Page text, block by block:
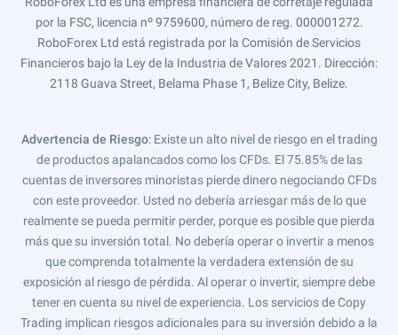
por la FSC, licencia nº 9759600, número de reg. 000001272.
RoboForex Ltd está registrada por la Comisión de Servicios
Financieros bajo la Ley de la Industria de Valores 2021. Dirección:
2118 Guava Street, Belama Phase 1, Belize City, Belize.
Advertencia de Riesgo: Existe un alto nivel de riesgo en el trading
de productos apalancados como los CFDs. El 75.85% de las
cuentas de inversores minoristas pierde dinero negociando CFDs
con este proveedor. Usted no debería arriesgar más de lo que
realmente se pueda permitir perder, porque es posible que pierda
más que su inversión total. No debería operar o invertir a menos
que comprenda totalmente la verdadera extensión de su
exposición al riesgo de pérdida. Al operar o invertir, siempre debe
tener en cuenta su nivel de experiencia. Los servicios de Copy
Trading implican riesgos adicionales para su inversión debido a la